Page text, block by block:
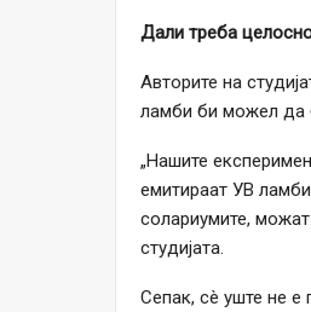
Дали треба
Авторите на
ламби би можел да
„Нашите
емитираат УВ
солариумите,
студијата.
Сепак, сè уште не е